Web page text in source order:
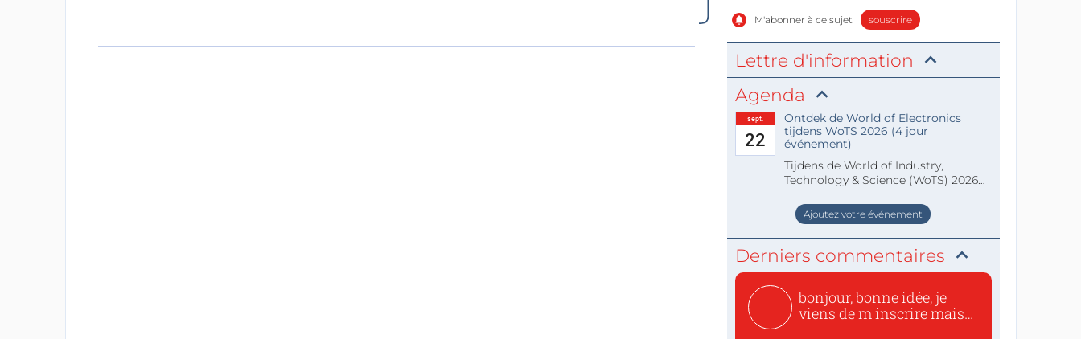
M'abonner à ce sujet souscrire
Lettre d'information
Agenda
sept.
22
Ontdek de World of Electronics
tijdens WoTS 2026 (4 jour
événement)
Tijdens de World of Industry,
Technology & Science (WoTS) 2026
staat de World of Electronics volledi
Ajoutez votre événement
Derniers commentaires
bonjour, bonne idée, je
viens de m inscrire mais